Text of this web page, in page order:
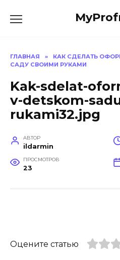
ГЛАВНАЯ »
КАК СДЕЛАТЬ
САДУ СВОИМИ РУКАМИ
Kak-sdelat-
v-detskom-
rukami32.jpg
АВТОР
ildarmin
ПРОСМОТРОВ
23
Оцените статью